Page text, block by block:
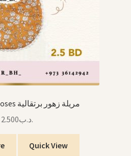
Bib Orange Roses مريلة زهور برتقالية
.د.ب2.500
Quick View